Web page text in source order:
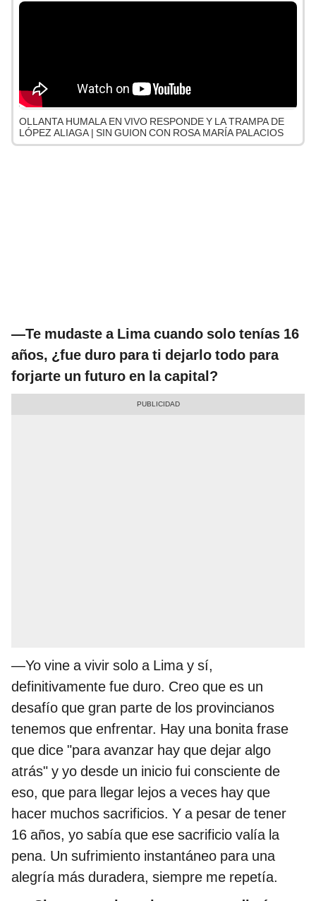
OLLANTA HUMALA EN VIVO RESPONDE Y LA TRAMPA DE
LÓPEZ ALIAGA | SIN GUION CON ROSA MARÍA PALACIOS
—Te mudaste a Lima cuando solo tenías 16
años, ¿fue duro para ti dejarlo todo para
forjarte un futuro en la capital?
—Yo vine a vivir solo a Lima y sí,
definitivamente fue duro. Creo que es un
desafío que gran parte de los provincianos
tenemos que enfrentar. Hay una bonita frase
que dice "para avanzar hay que dejar algo
atrás" y yo desde un inicio fui consciente de
eso, que para llegar lejos a veces hay que
hacer muchos sacrificios. Y a pesar de tener
16 años, yo sabía que ese sacrificio valía la
pena. Un sufrimiento instantáneo para una
alegría más duradera, siempre me repetía.